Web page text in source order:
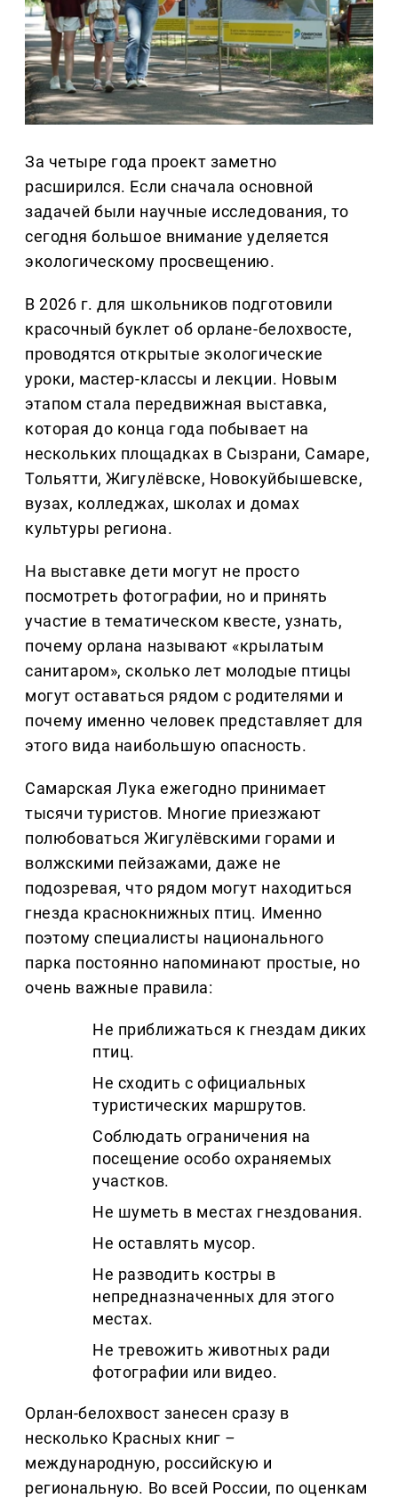
За четыре года проект заметно
расширился. Если сначала основной
задачей были научные исследования, то
сегодня большое внимание уделяется
экологическому просвещению.
В 2026 г. для школьников подготовили
красочный буклет об орлане-белохвосте,
проводятся открытые экологические
уроки, мастер-классы и лекции. Новым
этапом стала передвижная выставка,
которая до конца года побывает на
нескольких площадках в Сызрани, Самаре,
Тольятти, Жигулёвске, Новокуйбышевске,
вузах, колледжах, школах и домах
культуры региона.
На выставке дети могут не просто
посмотреть фотографии, но и принять
участие в тематическом квесте, узнать,
почему орлана называют «крылатым
санитаром», сколько лет молодые птицы
могут оставаться рядом с родителями и
почему именно человек представляет для
этого вида наибольшую опасность.
Самарская Лука ежегодно принимает
тысячи туристов. Многие приезжают
полюбоваться Жигулёвскими горами и
волжскими пейзажами, даже не
подозревая, что рядом могут находиться
гнезда краснокнижных птиц. Именно
поэтому специалисты национального
парка постоянно напоминают простые, но
очень важные правила:
Не приближаться к гнездам диких
птиц.
Не сходить с официальных
туристических маршрутов.
Соблюдать ограничения на
посещение особо охраняемых
участков.
Не шуметь в местах гнездования.
Не оставлять мусор.
Не разводить костры в
непредназначенных для этого
местах.
Не тревожить животных ради
фотографии или видео.
Орлан-белохвост занесен сразу в
несколько Красных книг –
международную, российскую и
региональную. Во всей России, по оценкам